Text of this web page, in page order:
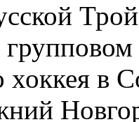
хоккея